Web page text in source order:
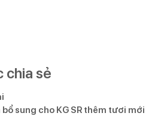
chia sẻ
sung cho KG SR thêm tươi mới